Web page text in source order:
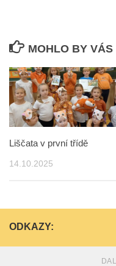
MOHLO BY VÁS
Liščata v první třídě
14.10.2025
ODKAZY: